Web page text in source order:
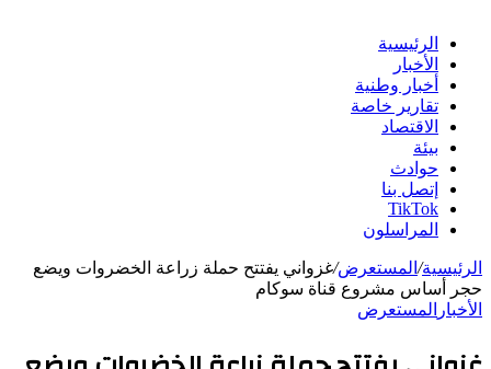
الرئيسية
الأخبار
أخبار وطنية
تقارير خاصة
الاقتصاد
بيئة
حوادث
إتصل بنا
TikTok
المراسلون
الرئيسية/ المستعرض/غزواني يفتتح حملة زراعة الخضروات ويضع
حجر أساس مشروع قناة سوكام
الأخبار المستعرض